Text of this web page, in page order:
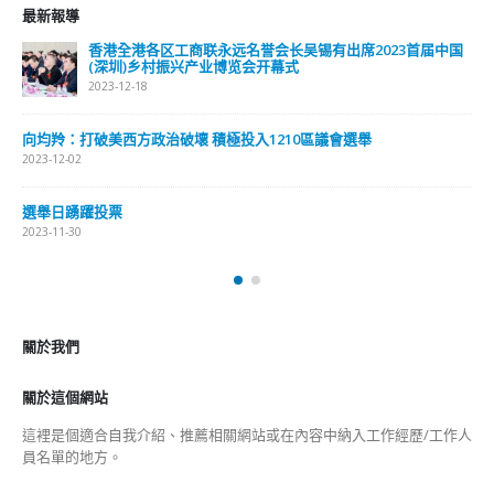
最新報導
香港全港各区工商联永远名誉会长吴锡有出席2023首届中国
(深圳)乡村振兴产业博览会开幕式
2023-12-18
向均羚：打破美西方政治破壞 積極投入1210區議會選舉
2023-12-02
選舉日踴躍投票
2023-11-30
關於我們
關於這個網站
這裡是個適合自我介紹、推薦相關網站或在內容中納入工作經歷/工作人
員名單的地方。